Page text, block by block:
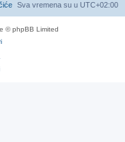
Sva vremena su u UTC+02:00
© phpBB Limited